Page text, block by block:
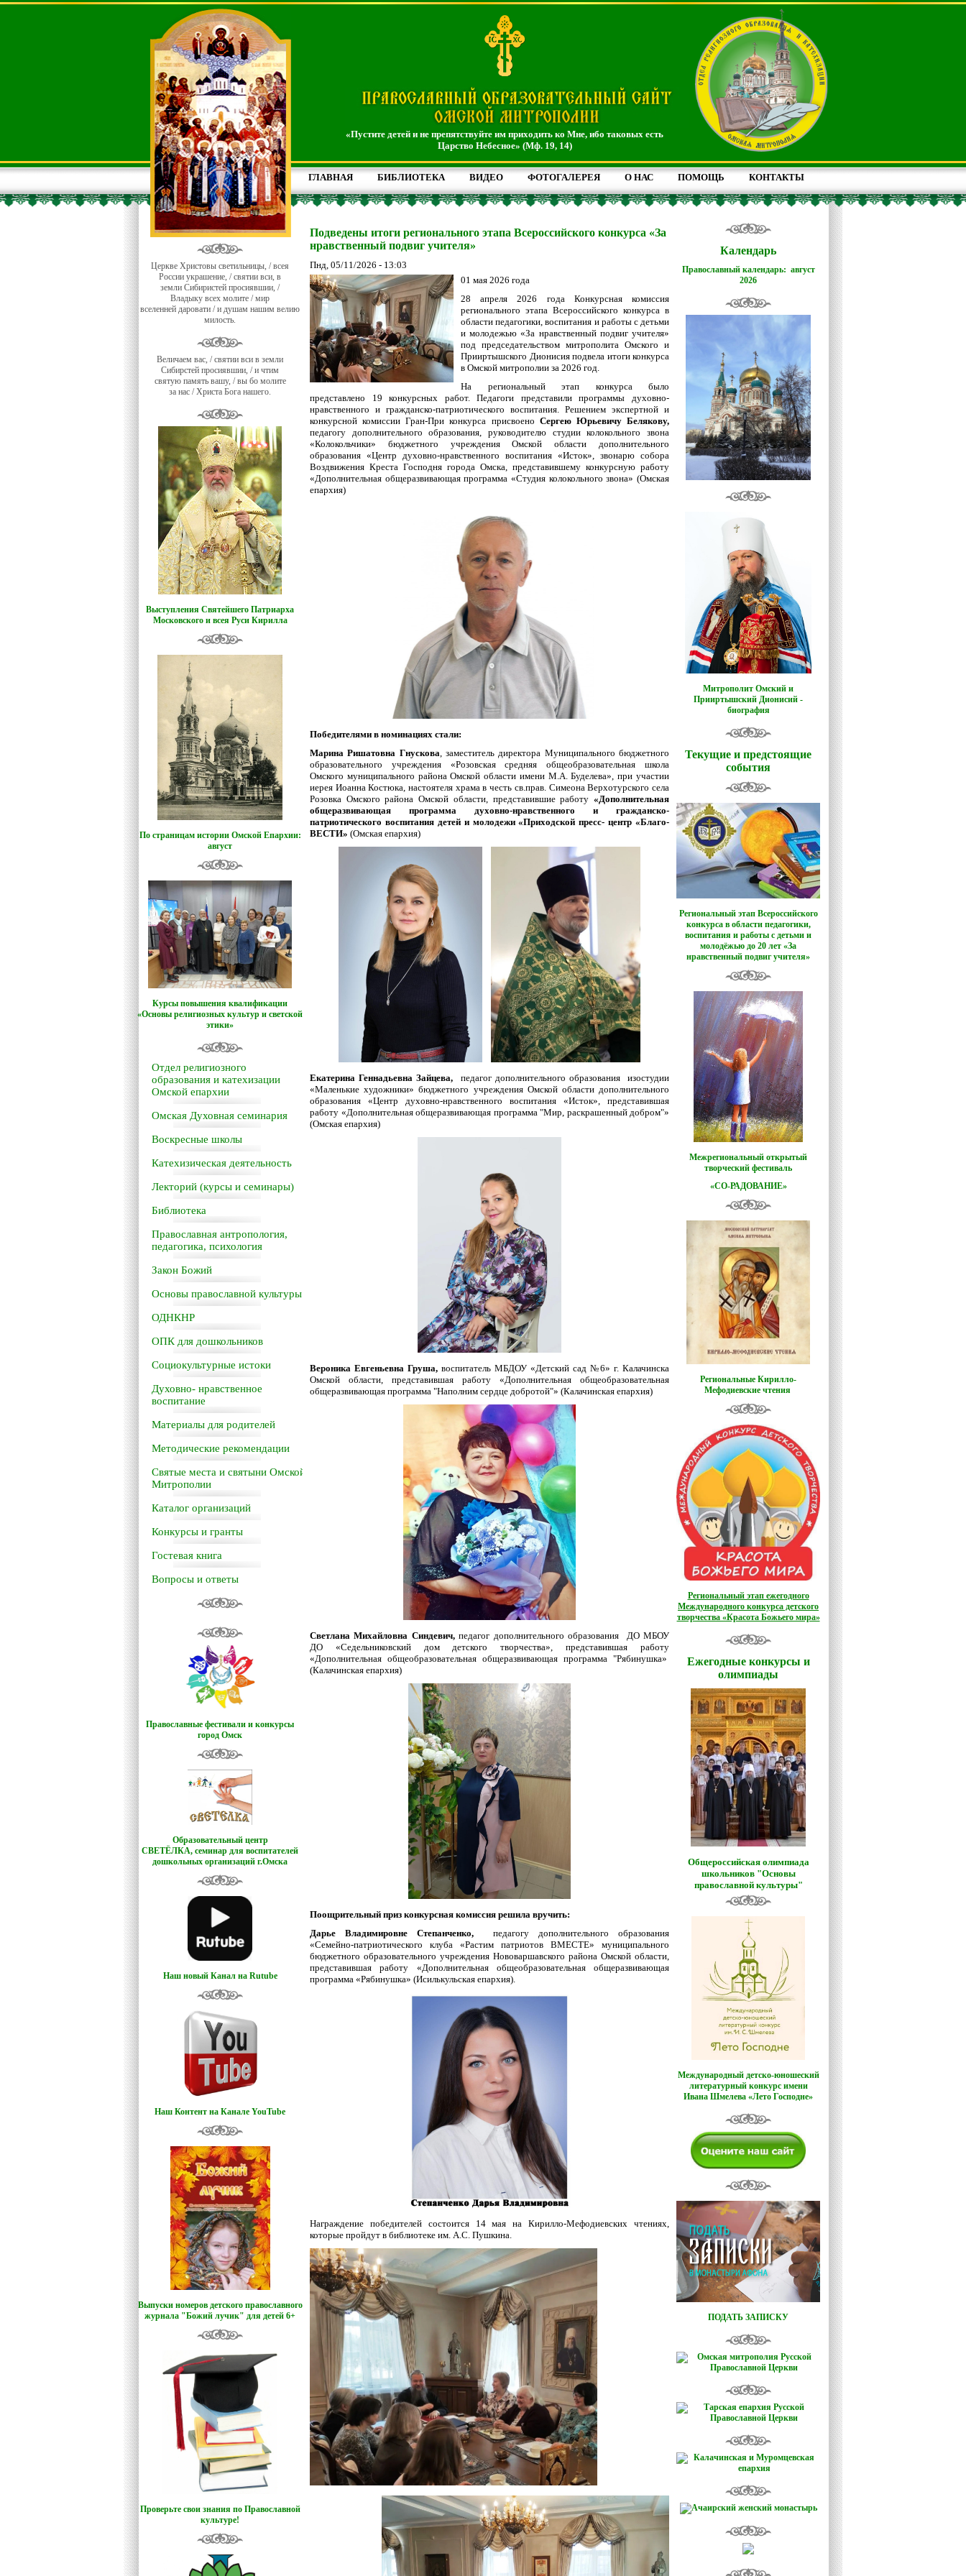
«Пустите детей и не препятствуйте им приходить ко Мне, ибо таковых есть
Царство Небесное» (Мф. 19, 14)
ГЛАВНАЯ БИБЛИОТЕКА ВИДЕО ФОТОГАЛЕРЕЯ О НАС ПОМОЩЬ КОНТАКТЫ
Церкве Христовы светильницы, / всея
России украшение, / святии вси, в
земли Сибиристей просиявшии, /
Владыку всех молите / мир
вселенней даровати / и душам нашим велию
милость.
Величаем вас, / святии вси в земли
Сибирстей просиявшии, / и чтим
святую память вашу, / вы бо молите
за нас / Христа Бога нашего.
Выступления Святейшего Патриарха
Московского и всея Руси Кирилла
По страницам истории Омской Епархии:
август
Курсы повышения квалификации
«Основы религиозных культур и светской
этики»
Отдел религиозного
образования и катехизации
Омской епархии
Омская Духовная семинария
Воскресные школы
Катехизическая деятельность
Лекторий (курсы и семинары)
Библиотека
Православная антропология,
педагогика, психология
Закон Божий
Основы православной культуры
ОДНКНР
ОПК для дошкольников
Социокультурные истоки
Духовно- нравственное
воспитание
Материалы для родителей
Методические рекомендации
Святые места и святыни Омской
Митрополии
Каталог организаций
Конкурсы и гранты
Гостевая книга
Вопросы и ответы
Православные фестивали и конкурсы
город Омск
Образовательный центр
СВЕТЁЛКА, семинар для воспитателей
дошкольных организаций г.Омска
Наш новый Канал на Rutube
Наш Контент на Канале YouTube
Выпуски номеров детского православного
журнала "Божий лучик" для детей 6+
Проверьте свои знания по Православной
культуре!
Подведены итоги регионального этапа Всероссийского конкурса «За
нравственный подвиг учителя»
Пнд, 05/11/2026 - 13:03
01 мая 2026 года
28 апреля 2026 года Конкурсная комиссия
регионального этапа Всероссийского конкурса в
области педагогики, воспитания и работы с детьми
и молодежью «За нравственный подвиг учителя»
под председательством митрополита Омского и
Прииртышского Дионисия подвела итоги конкурса
в Омской митрополии за 2026 год.
На региональный этап конкурса было
представлено 19 конкурсных работ. Педагоги представили программы духовно-
нравственного и гражданско-патриотического воспитания. Решением экспертной и
конкурсной комиссии Гран-При конкурса присвоено Сергею Юрьевичу Белякову,
педагогу дополнительного образования, руководителю студии колокольного звона
«Колокольчики» бюджетного учреждения Омской области дополнительного
образования «Центр духовно-нравственного воспитания «Исток», звонарю собора
Воздвижения Креста Господня города Омска, представившему конкурсную работу
«Дополнительная общеразвивающая программа «Студия колокольного звона» (Омская
епархия)
Победителями в номинациях стали:
Марина Ришатовна Гнускова, заместитель директора Муниципального бюджетного
образовательного учреждения «Розовская средняя общеобразовательная школа
Омского муниципального района Омской области имени М.А. Буделева», при участии
иерея Иоанна Костюка, настоятеля храма в честь св.прав. Симеона Верхотурского села
Розовка Омского района Омской области, представившие работу «Дополнительная
общеразвивающая программа духовно-нравственного и гражданско-
патриотического воспитания детей и молодежи «Приходской пресс- центр «Благо-
ВЕСТИ» (Омская епархия)
Екатерина Геннадьевна Зайцева,
педагог дополнительного образования изостудии
«Маленькие художники» бюджетного учреждения Омской области дополнительного
образования «Центр духовно-нравственного воспитания «Исток», представившая
работу «Дополнительная общеразвивающая программа "Мир, раскрашенный добром"»
(Омская епархия)
Вероника Евгеньевна Груша, воспитатель МБДОУ «Детский сад №6» г. Калачинска
Омской области, представившая работу «Дополнительная общеобразовательная
общеразвивающая программа "Наполним сердце добротой"» (Калачинская епархия)
Светлана Михайловна Синдевич,педагог дополнительного образования ДО МБОУ
ДО «Седельниковский дом детского творчества», представившая работу
«Дополнительная общеобразовательная общеразвивающая программа "Рябинушка»
(Калачинская епархия)
Поощрительный приз конкурсная комиссия решила вручить:
Дарье Владимировне Степанченко,
педагогу дополнительного образования
«Семейно-патриотического клуба «Растим патриотов ВМЕСТЕ» муниципального
бюджетного образовательного учреждения Нововаршавского района Омской области,
представившая работу «Дополнительная общеобразовательная общеразвивающая
программа «Рябинушка» (Исилькульская епархия).
Награждение победителей состоится 14 мая на Кирилло-Мефодиевских чтениях,
которые пройдут в библиотеке им. А.С. Пушкина.
Календарь
Православный календарь: август
2026
Митрополит Омский и
Прииртышский Дионисий -
биография
Текущие и предстоящие
события
Региональный этап Всероссийского
конкурса в области педагогики,
воспитания и работы с детьми и
молодёжью до 20 лет «За
нравственный подвиг учителя»
Межрегиональный открытый
творческий фестиваль
«СО-РАДОВАНИЕ»
Региональные Кирилло-
Мефодиевские чтения
Региональный этап ежегодного
Международного конкурса детского
творчества «Красота Божьего мира»
Ежегодные конкурсы и
олимпиады
Общероссийская олимпиада
школьников "Основы
православной культуры"
Международный детско-юношеский
литературный конкурс имени
Ивана Шмелева «Лето Господне»
ПОДАТЬ ЗАПИСКУ